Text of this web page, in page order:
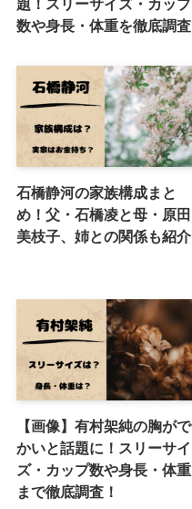
数や身長・体重を徹底調査
石橋静河の家族構成まと
め！父・石橋凌と母・原田
美枝子、姉との関係も紹介
【画像】有村架純の胸がで
かいと話題に！スリーサイ
ズ・カップ数や身長・体重
まで徹底調査！